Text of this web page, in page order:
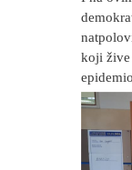
koji žive